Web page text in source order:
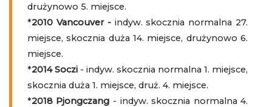
drużynowo 5. miejsce.
*2010 Vancouver -indyw. skocznia normalna 27.
miejsce, skocznia duża 14. miejsce, drużynowo 6.
miejsce.
*2014 Soczi- indyw. skocznia normalna 1. miejsce,
skocznia duża 1. miejsce, druż. 4. miejsce.
*2018 Pjongczang - indyw. skocznia normalna 4.